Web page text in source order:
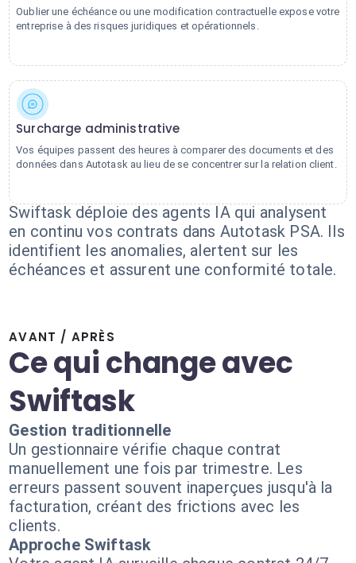
Oublier une échéance ou une modification contractuelle expose votre
entreprise à des risques juridiques et opérationnels.
Surcharge administrative
Vos équipes passent des heures à comparer des documents et des
données dans Autotask au lieu de se concentrer sur la relation client.
Swiftask déploie des agents IA qui analysent
en continu vos contrats dans Autotask PSA. Ils
identifient les anomalies, alertent sur les
échéances et assurent une conformité totale.
AVANT / APRÈS
Ce qui change avec
Swiftask
Gestion traditionnelle
Un gestionnaire vérifie chaque contrat
manuellement une fois par trimestre. Les
erreurs passent souvent inaperçues jusqu'à la
facturation, créant des frictions avec les
clients.
Approche Swiftask